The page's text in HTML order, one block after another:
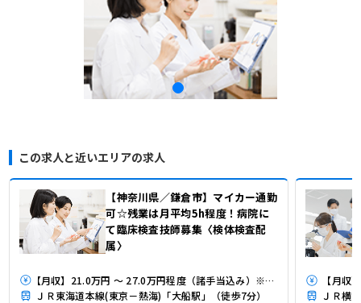
この求人と近いエリアの求人
【神奈川県／鎌倉市】マイカー通勤
可☆残業は月平均5h程度！病院に
て臨床検査技師募集〈検体検査配
属〉
【月収】21.0万円 ～ 27.0万円程度（諸手当込み）※既卒者は経験年数を加味
ＪＲ東海道本線(東京－熱海)「大船駅」（徒歩7分）
【月収
ＪＲ横